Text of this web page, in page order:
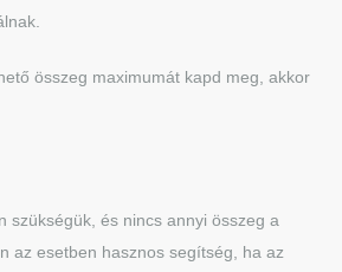
összeg maximumát kapd meg, akkor
szükségük, és nincs annyi összeg a
az esetben hasznos segítség, ha az